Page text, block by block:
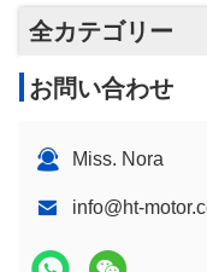
全カテゴリー
お問い合わせ
Miss. Nora
info@ht-